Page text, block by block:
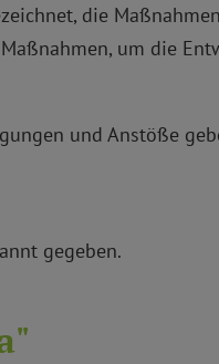
die
um die
und Anstöße
gegeben.